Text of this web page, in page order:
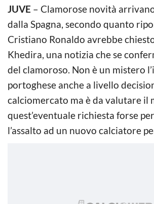
JUVE – Clamorose novità
dalla Spagna, secondo quanto
Cristiano Ronaldo avrebbe
Khedira, una notizia che se
del clamoroso. Non è un mistero
portoghese anche a livello
calciomercato ma è da valutare il
quest’eventuale richiesta forse
l’assalto ad un nuovo calciatore